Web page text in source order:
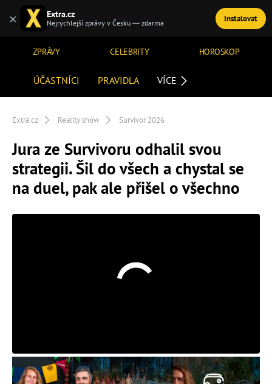
ZPRÁVY CELEBRITY HOROSKOP
TÉMATA
ÚČASTNÍCI PRAVIDLA VÍCE
Extra.cz Reality show Survivor 2026
Jura ze Survivoru odhalil svou
strategii. Šil do všech a chystal se
na duel, pak ale přišel o všechno
× Extra.cz
Nejrychlejší zprávy v Česku — zdarma Instalovat